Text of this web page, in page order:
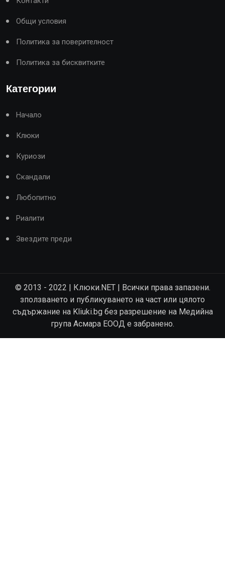
Общи условия
Политика за поверителност
Политика за бисквитките
Категории
Начало
Клюки
Куриози
Скандали
Любопитно
Риалити
Звездите преди
© 2013 - 2022 | Клюки.NET | Всички права запазени.
зползването и публикуването на част или цялото
съдържание на Kliuki.bg без разрешение на Медийна
група Асмара ЕООД е забранено.